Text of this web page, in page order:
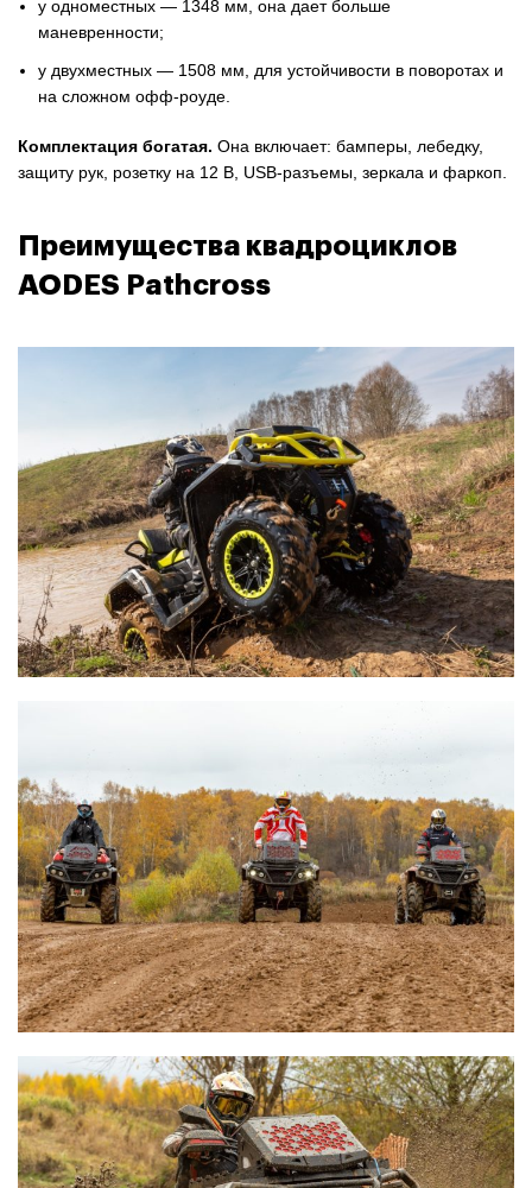
у одноместных — 1348 мм, она дает больше
маневренности;
у двухместных — 1508 мм, для устойчивости в поворотах и
на сложном офф-роуде.
Комплектация богатая. Она включает: бамперы, лебедку,
защиту рук, розетку на 12 В, USB-разъемы, зеркала и фаркоп.
Преимущества квадроциклов
AODES Pathcross